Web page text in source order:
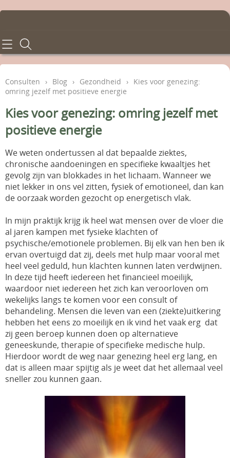
Home
Behandelingen
Tarieven
Info en voorwaarden
Contact - Afspraken
Gastenboek
Consulten › Blog › Gezondheid › Kies voor genezing:
omring jezelf met positieve energie
Kies voor genezing: omring jezelf met
positieve energie
We weten ondertussen al dat bepaalde ziektes,
chronische aandoeningen en specifieke kwaaltjes het
gevolg zijn van blokkades in het lichaam. Wanneer we
niet lekker in ons vel zitten, fysiek of emotioneel, dan kan
de oorzaak worden gezocht op energetisch vlak.
In mijn praktijk krijg ik heel wat mensen over de vloer die
al jaren kampen met fysieke klachten of
psychische/emotionele problemen. Bij elk van hen ben ik
ervan overtuigd dat zij, deels met hulp maar vooral met
heel veel geduld, hun klachten kunnen laten verdwijnen.
In deze tijd heeft iedereen het financieel moeilijk,
waardoor niet iedereen het zich kan veroorloven om
wekelijks langs te komen voor een consult of
behandeling. Mensen die leven van een (ziekte)uitkering
hebben het eens zo moeilijk en ik vind het vaak erg dat
zij geen beroep kunnen doen op alternatieve
geneeskunde, therapie of specifieke medische hulp.
Hierdoor wordt de weg naar genezing heel erg lang, en
dat is alleen maar spijtig als je weet dat het allemaal veel
sneller zou kunnen gaan.